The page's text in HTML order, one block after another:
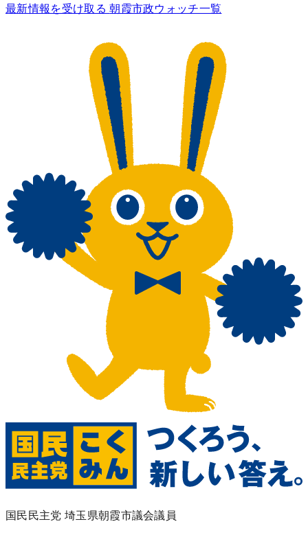
最新情報を受け取る朝霞市政ウォッチ一覧
国民民主党 埼玉県朝霞市議会議員